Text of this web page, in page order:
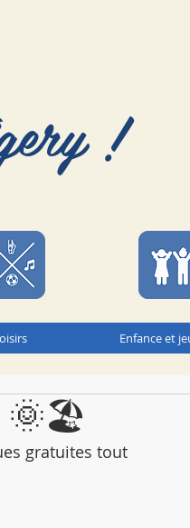
!
Enfance et
! 🌞🏖️
gratuites tout